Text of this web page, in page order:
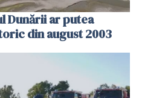
Dunării ar putea
din august 2003